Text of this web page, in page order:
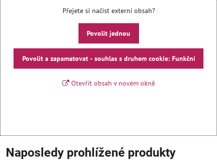
Přejete si načíst externí obsah?
Povolit jednou
Povolit a zapamatovat - souhlas s druhem cookie: Funkční
Otevřít obsah v novém okně
Naposledy prohlížené produkty